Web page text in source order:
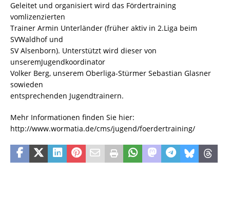
Geleitet und organisiert wird das Fördertraining
vomlizenzierten
Trainer Armin Unterländer (früher aktiv in 2.Liga beim
SVWaldhof und
SV Alsenborn). Unterstützt wird dieser von
unseremJugendkoordinator
Volker Berg, unserem Oberliga-Stürmer Sebastian Glasner
sowieden
entsprechenden Jugendtrainern.
Mehr Informationen finden Sie hier:
http://www.wormatia.de/cms/jugend/foerdertraining/